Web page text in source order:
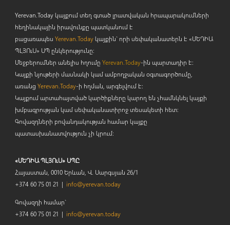
Yerevan.Today կայքում տեղ գտած լրատվական հրապարակումների
հեղինակային իրավունքը պատկանում է
բացառապես Yerevan.Todayկայքին` որի սեփականատերն է «ՄԵԴԻԱ
ՊԼՅՈւՍ» ՍՊ ընկերությունը։
Մեջբերումներ անելիս հղումը Yerevan.Today-ին պարտադիր է:
Կայքի նյութերի մասնակի կամ ամբողջական օգտագործումը,
առանց Yerevan.Today-ի հղման, արգելվում է:
Կայքում արտահայտված կարծիքները կարող են չհամնկնել կայքի
խմբագրության կամ սեփականատիրոջ տեսակետի հետ:
Գովազդների բովանդակության համար կայքը
պատասխանատվություն չի կրում:
«ՄԵԴԻԱ ՊԼՅՈւՍ» ՍՊԸ
Հայաստան, 0010 Երևան, Վ. Սարգսյան 26/1
+374 60 75 01 21 | info@yerevan.today
Գովազդի համար`
+374 60 75 01 21 | info@yerevan.today